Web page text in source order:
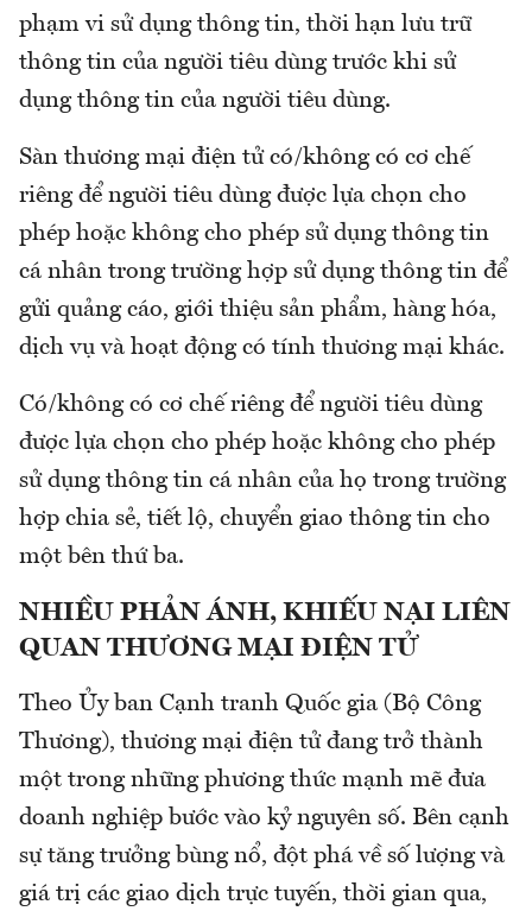
phạm vi sử dụng thông tin, thời hạn lưu trữ
thông tin của người tiêu dùng trước khi sử
dụng thông tin của người tiêu dùng.
Sàn thương mại điện tử có/không có cơ chế
riêng để người tiêu dùng được lựa chọn cho
phép hoặc không cho phép sử dụng thông tin
cá nhân trong trường hợp sử dụng thông tin để
gửi quảng cáo, giới thiệu sản phẩm, hàng hóa,
dịch vụ và hoạt động có tính thương mại khác.
Có/không có cơ chế riêng để người tiêu dùng
được lựa chọn cho phép hoặc không cho phép
sử dụng thông tin cá nhân của họ trong trường
hợp chia sẻ, tiết lộ, chuyển giao thông tin cho
một bên thứ ba.
NHIỀU PHẢN ÁNH, KHIẾU NẠI LIÊN
QUAN THƯƠNG MẠI ĐIỆN TỬ
Theo Ủy ban Cạnh tranh Quốc gia (Bộ Công
Thương), thương mại điện tử đang trở thành
một trong những phương thức mạnh mẽ đưa
doanh nghiệp bước vào kỷ nguyên số. Bên cạnh
sự tăng trưởng bùng nổ, đột phá về số lượng và
giá trị các giao dịch trực tuyến, thời gian qua,